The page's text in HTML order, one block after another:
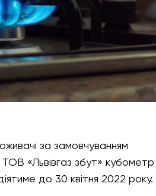
за замовчуванням
ТОВ «Львівгаз збут» кубометр
до 30 квітня 2022 року.